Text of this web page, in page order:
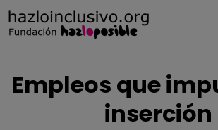
Empleos que
inserción